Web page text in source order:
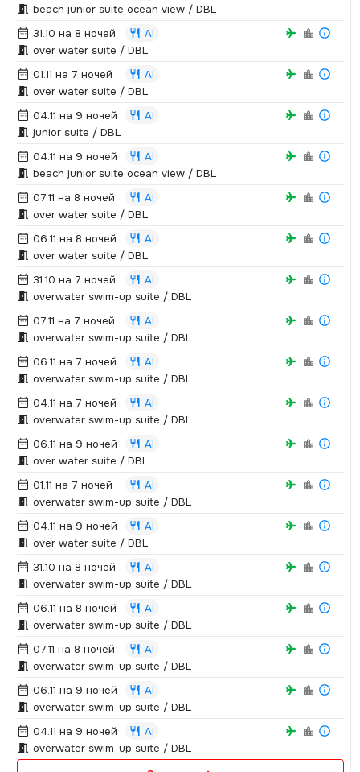
beach junior suite ocean view / DBL
31.10 на 8 ночей
AI
over water suite / DBL
01.11 на 7 ночей
AI
over water suite / DBL
04.11 на 9 ночей
AI
junior suite / DBL
04.11 на 9 ночей
AI
beach junior suite ocean view / DBL
07.11 на 8 ночей
AI
over water suite / DBL
06.11 на 8 ночей
AI
over water suite / DBL
31.10 на 7 ночей
AI
overwater swim-up suite / DBL
07.11 на 7 ночей
AI
overwater swim-up suite / DBL
06.11 на 7 ночей
AI
overwater swim-up suite / DBL
04.11 на 7 ночей
AI
overwater swim-up suite / DBL
06.11 на 9 ночей
AI
over water suite / DBL
01.11 на 7 ночей
AI
overwater swim-up suite / DBL
04.11 на 9 ночей
AI
over water suite / DBL
31.10 на 8 ночей
AI
overwater swim-up suite / DBL
06.11 на 8 ночей
AI
overwater swim-up suite / DBL
07.11 на 8 ночей
AI
overwater swim-up suite / DBL
06.11 на 9 ночей
AI
overwater swim-up suite / DBL
04.11 на 9 ночей
AI
overwater swim-up suite / DBL